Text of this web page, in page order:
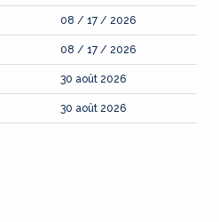
08 / 17 / 2026
08 / 17 / 2026
30 août 2026
30 août 2026